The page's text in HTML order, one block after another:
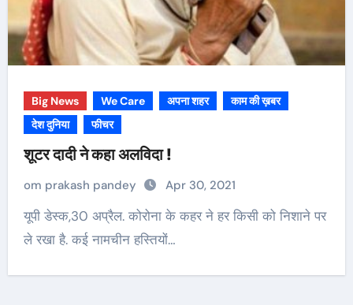
Big News We Care अपना शहर
काम की ख़बर
देश दुनिया
फीचर
शूटर दादी ने कहा अलविदा !
om prakash pandey Apr 30, 2021
ले रखा है. कई नामचीन हस्तियों…